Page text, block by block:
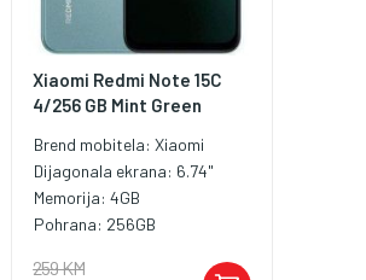
Xiaomi Redmi Note 15C
4/256 GB Mint Green
Brend mobitela:Xiaomi
Dijagonala ekrana: 6.74"
Memorija:4GB
Pohrana: 256GB
259 KM